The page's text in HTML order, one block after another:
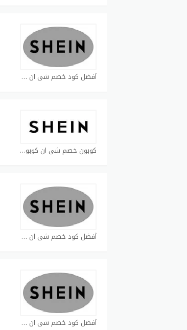
أفضل كود خصم شي ان كوبون
كوبون خصم شي ان كوبون
أفضل كود خصم شي ان كوبون
أفضل كود خصم شي ان كوبون